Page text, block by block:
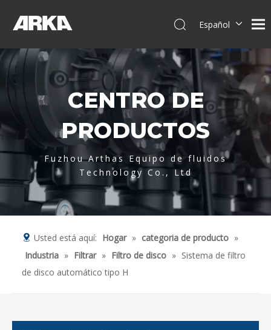
Español
简体中文
العربية
Français
Pусский
Italiano
CENTRO DE
PRODUCTOS
Fuzhou Arthas Equipo de fluidos
Technology Co., Ltd
Usted está aquí: Hogar » categoria de producto »
Industria » Filtrar » Filtro de disco » Sistema de filtro
de disco automático tipo H